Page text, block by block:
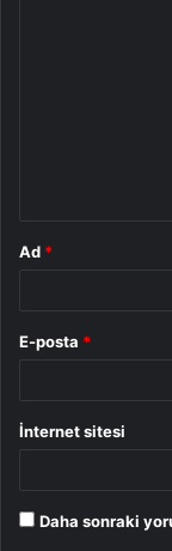
Ad *
E-posta *
İnternet sitesi
Daha sonraki